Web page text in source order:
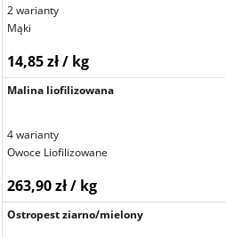
2 warianty
Mąki
14,85 zł / kg
Malina liofilizowana
4 warianty
Owoce Liofilizowane
263,90 zł / kg
Ostropest ziarno/mielony